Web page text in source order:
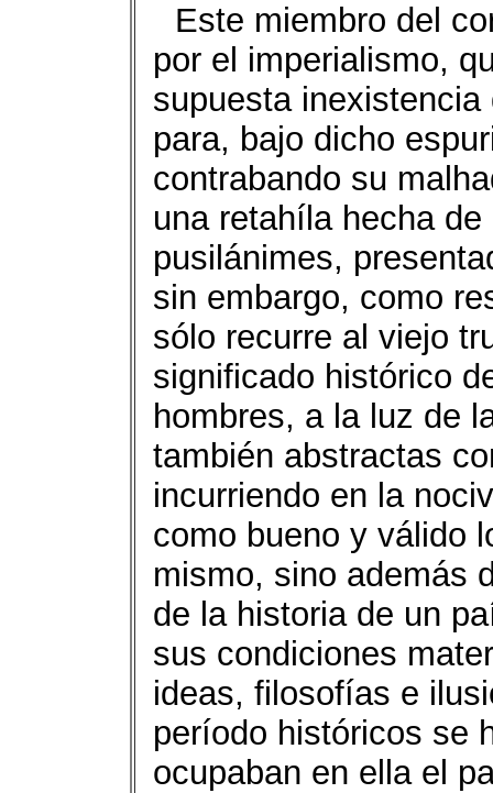
Este miembro del
por el imperialismo,
supuesta
para, bajo dicho
contrabando su
una retahíla hecha
pusilánimes,
sin embargo, como
sólo recurre al viejo
significado histórico
hombres, a la luz de
también abstractas
incurriendo en la
como bueno y válido
mismo, sino además
de la historia de un
sus condiciones
ideas, filosofías e
período históricos se
ocupaban en ella el